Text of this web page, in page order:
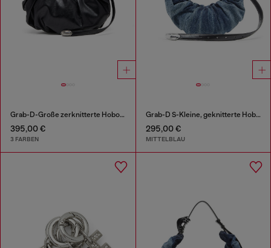
Grab-D-Große zerknitterte Hobo-Tasche
395,00 €
3 FARBEN
Grab-D S-Kleine, geknitterte Hobo-Tasche aus behandeltem Denim
295,00 €
MITTELBLAU